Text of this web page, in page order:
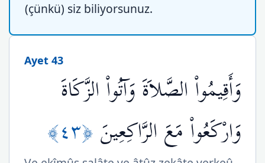
(çünkü) siz biliyorsunuz.
Ayet 43
وَأَقِيمُواْ الصَّلاَةَ وَآتُواْ الزَّكَاةَ
وَارْكَعُواْ مَعَ الرَّاكِعِينَ ﴿٤٣﴾